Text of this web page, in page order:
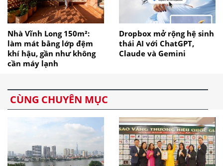
Nhà Vĩnh Long 150m²:
làm mát bằng lớp đệm
khí hậu, gần như không
cần máy lạnh
Dropbox mở rộng hệ sinh
thái AI với ChatGPT,
Claude và Gemini
CÙNG CHUYÊN MỤC